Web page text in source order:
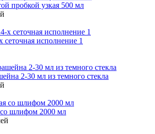
пробкой узкая 500 мл
сеточная исполнение 1
2-30 мл из темного стекла
со шлифом 2000 мл